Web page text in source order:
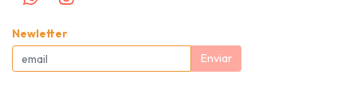
Newletter
Enviar